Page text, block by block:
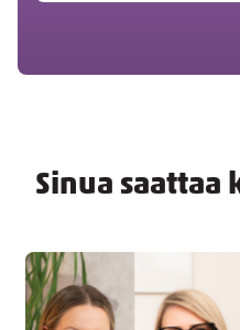
Sinua saattaa